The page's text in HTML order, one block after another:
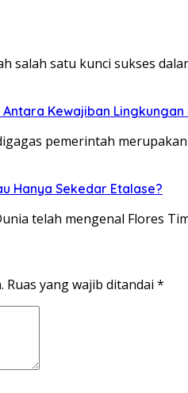
salah satu kunci sukses
Kewajiban
pemerintah
Hanya Sekedar Etalase?
telah mengenal Flores
Ruas yang wajib ditandai *